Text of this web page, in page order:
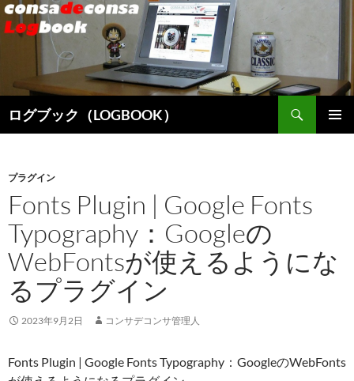
ログブック（LOGBOOK）
索
ン
ツ
ス
キ
ッ
プラグイン
Fonts Plugin | Google Fonts
Typography：Googleの
WebFontsが使えるようにな
るプラグイン
2023年9月2日 コンサデコンサ管理人
Fonts Plugin | Google Fonts Typography：GoogleのWebFonts